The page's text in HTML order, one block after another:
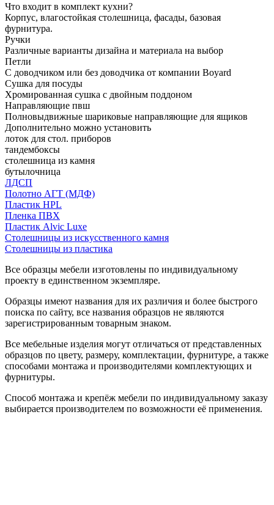
Что входит в комплект кухни?
Корпус, влагостойкая столешница, фасады, базовая
фурнитура.
Ручки
Различные варианты дизайна и материала на выбор
Петли
С доводчиком или без доводчика от компании Boyard
Сушка для посуды
Хромированная сушка с двойным поддоном
Направляющие пвш
Полновыдвижные шариковые направляющие для ящиков
Дополнительно можно установить
лоток для стол. приборов
тандембоксы
столешница из камня
бутылочница
ЛДСП
Полотно АГТ (МДФ)
Пластик HPL
Пленка ПВХ
Пластик Alvic Luxe
Столешницы из искусственного камня
Столешницы из пластика
Все образцы мебели изготовлены по индивидуальному
проекту в единственном экземпляре.
Образцы имеют названия для их различия и более быстрого
поиска по сайту, все названия образцов не являются
зарегистрированным товарным знаком.
Все мебельные изделия могут отличаться от представленных
образцов по цвету, размеру, комплектации, фурнитуре, а также
способами монтажа и производителями комплектующих и
фурнитуры.
Способ монтажа и крепёж мебели по индивидуальному заказу
выбирается производителем по возможности её применения.